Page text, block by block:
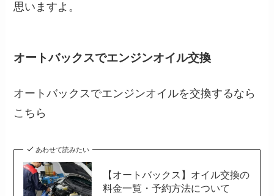
思いますよ。
オートバックスでエンジンオイル交換
オートバックスでエンジンオイルを交換するなら
こちら
あわせて読みたい
【オートバックス】オイル交換の
料金一覧・予約方法について